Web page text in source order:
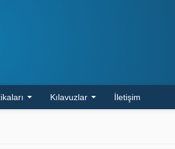
Kılavuzlar İletişim